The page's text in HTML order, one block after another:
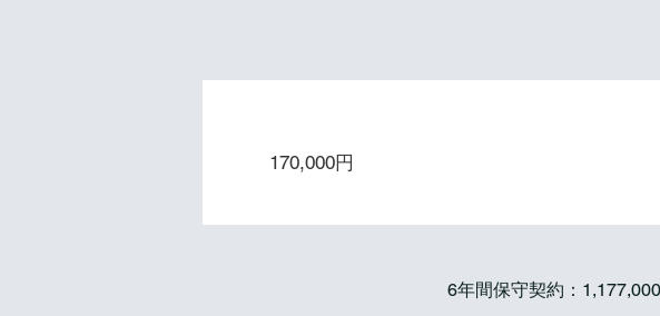
170,000円
6年間保守契約：